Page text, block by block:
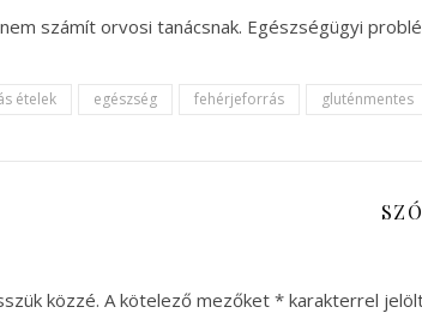
számít orvosi tanácsnak. Egészségügyi
ételek egészség fehérjeforrás gluténmentes
közzé. A kötelező mezőket * karakterrel